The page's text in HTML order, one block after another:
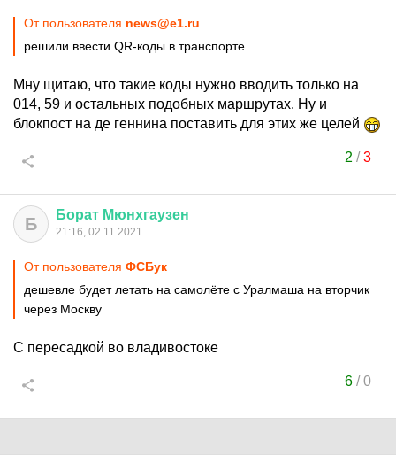
От пользователя news@e1.ru
решили ввести QR-коды в транспорте
Мну щитаю, что такие коды нужно вводить только на
014, 59 и остальных подобных маршрутах. Ну и
блокпост на де геннина поставить для этих же целей
2 /3
Б Борат Мюнхгаузен
21:16, 02.11.2021
От пользователя ФСБук
дешевле будет летать на самолёте с Уралмаша на вторчик
через Москву
С пересадкой во владивостоке
6/0